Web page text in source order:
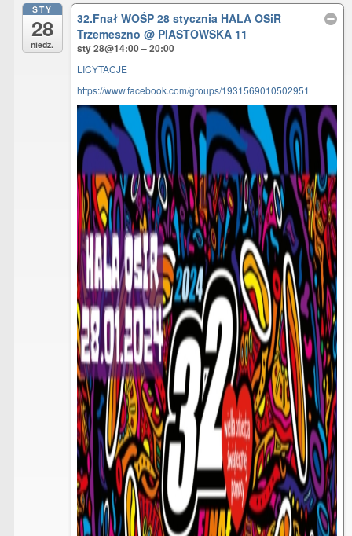
STY
28
niedz.
32.Fnał WOŚP 28 stycznia HALA OSiR
Trzemeszno@ PIASTOWSKA 11
sty 28@14:00 – 20:00
LICYTACJE
https://www.facebook.com/groups/1931569010502951